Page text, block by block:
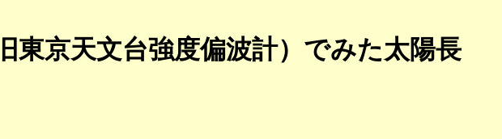
東京天文台強度偏波計）でみた太陽長